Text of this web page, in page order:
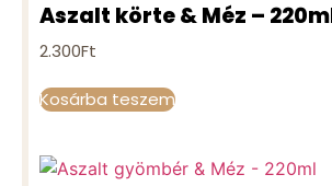
Aszalt körte & Méz –
2.300Ft
Kosárba teszem